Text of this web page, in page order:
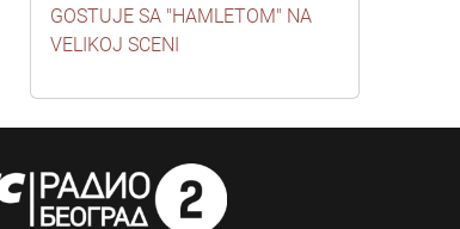
GOSTUJE SA "HAMLETOM" NA
VELIKOJ SCENI